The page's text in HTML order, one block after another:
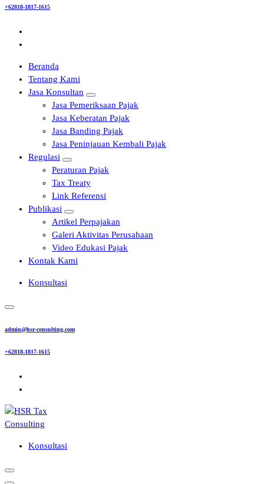
+62818-1817-1615
Beranda
Tentang Kami
Jasa Konsultan
Jasa Pemeriksaan Pajak
Jasa Keberatan Pajak
Jasa Banding Pajak
Jasa Peninjauan Kembali Pajak
Regulasi
Peraturan Pajak
Tax Treaty
Link Referensi
Publikasi
Artikel Perpajakan
Galeri Aktivitas Perusahaan
Video Edukasi Pajak
Kontak Kami
Konsultasi
admin@hsr-consulting.com
+62818-1817-1615
Konsultasi